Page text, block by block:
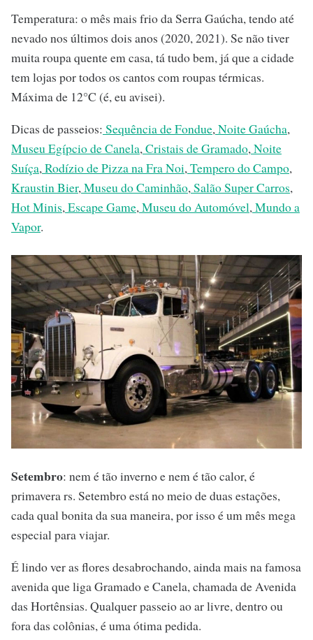
Temperatura: o mês mais frio da Serra Gaúcha, tendo até
nevado nos últimos dois anos (2020, 2021). Se não tiver
muita roupa quente em casa, tá tudo bem, já que a cidade
tem lojas por todos os cantos com roupas térmicas.
Máxima de 12°C (é, eu avisei).
Dicas de passeios: Sequência de Fondue, Noite Gaúcha,
Museu Egípcio de Canela, Cristais de Gramado, Noite
Suíça, Rodízio de Pizza na Fra Noi, Tempero do Campo,
Kraustin Bier, Museu do Caminhão, Salão Super Carros,
Hot Minis, Escape Game, Museu do Automóvel, Mundo a
Vapor.
Setembro: nem é tão inverno e nem é tão calor, é
primavera rs. Setembro está no meio de duas estações,
cada qual bonita da sua maneira, por isso é um mês mega
especial para viajar.
É lindo ver as flores desabrochando, ainda mais na famosa
avenida que liga Gramado e Canela, chamada de Avenida
das Hortênsias. Qualquer passeio ao ar livre, dentro ou
fora das colônias, é uma ótima pedida.